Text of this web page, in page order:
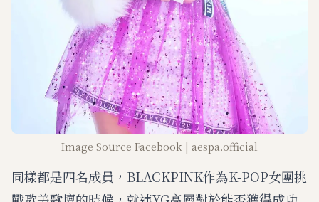
Image Source Facebook | aespa.official
同樣都是四名成員，BLACKPINK作為K-POP女團挑